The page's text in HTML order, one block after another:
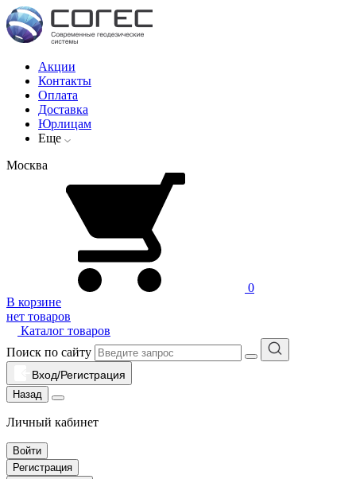
Акции
Контакты
Оплата
Доставка
Юрлицам
Еще
Москва
0
В корзине
нет товаров
Каталог товаров
Поиск по сайту
Вход/Регистрация
Назад
Личный кабинет
Войти
Регистрация